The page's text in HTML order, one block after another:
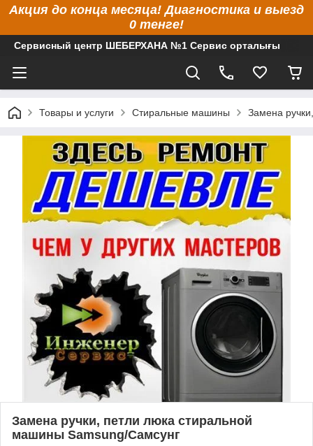
Акция до конца месяца! Диагностика и выезд
0 тенге!
Сервисный центр ШЕБЕРХАНА №1 Сервис орталығы
Товары и услуги Стиральные машины Замена
Замена ручки, петли люка стиральной
машины Samsung/Самсунг